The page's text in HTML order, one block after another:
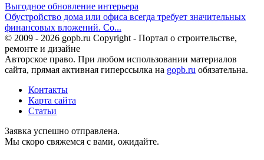
Выгодное обновление интерьера
Обустройство дома или офиса всегда требует значительных
финансовых вложений. Со...
© 2009 - 2026 gopb.ru Copyright - Портал о строительстве,
ремонте и дизайне
Авторское право. При любом использовании материалов
сайта, прямая активная гиперссылка на gopb.ru обязательна.
Контакты
Карта сайта
Статьи
Заявка успешно отправлена.
Мы скоро свяжемся с вами, ожидайте.